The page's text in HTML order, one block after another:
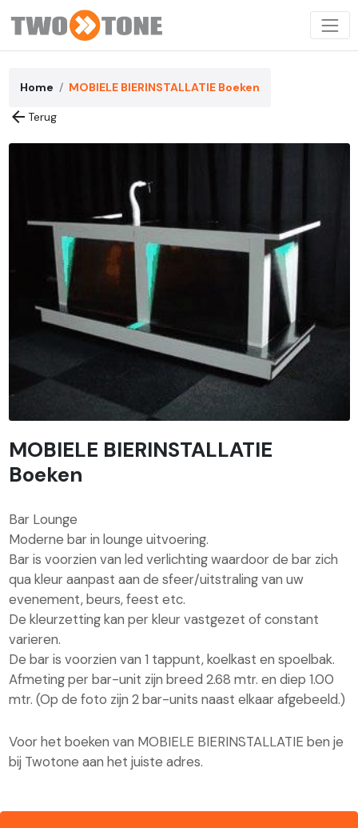
Home MOBIELE BIERINSTALLATIE Boeken
arrow_back Terug
MOBIELE BIERINSTALLATIE
Boeken
Bar Lounge
Moderne bar in lounge uitvoering.
Bar is voorzien van led verlichting waardoor de bar zich
qua kleur aanpast aan de sfeer/uitstraling van uw
evenement, beurs, feest etc.
De kleurzetting kan per kleur vastgezet of constant
varieren.
De bar is voorzien van 1 tappunt, koelkast en spoelbak.
Afmeting per bar-unit zijn breed 2.68 mtr. en diep 1.00
mtr. (Op de foto zijn 2 bar-units naast elkaar afgebeeld.)
Voor het boeken van MOBIELE BIERINSTALLATIE ben je
bij Twotone aan het juiste adres.